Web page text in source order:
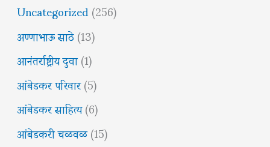
Uncategorized(256)
अण्णाभाऊ साठे(13)
आनंतर्राष्ट्रीय दुवा(1)
आंबेडकर परिवार(5)
आंबेडकर साहित्य(6)
आंबेडकरी चळवळ(15)